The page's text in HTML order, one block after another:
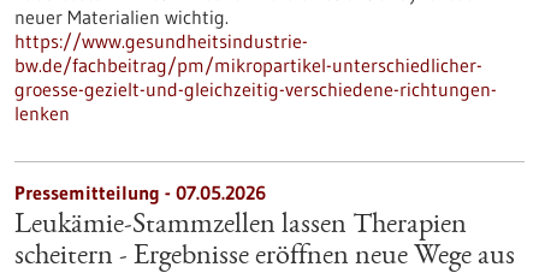
neuer Materialien wichtig.
https://www.gesundheitsindustrie-
bw.de/fachbeitrag/pm/mikropartikel-unterschiedlicher-
groesse-gezielt-und-gleichzeitig-verschiedene-richtungen-
lenken
Pressemitteilung - 07.05.2026
Leukämie-Stammzellen lassen Therapien
scheitern - Ergebnisse eröffnen neue Wege aus